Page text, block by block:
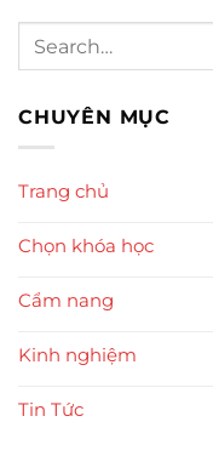
CHUYÊN MỤC
Trang chủ
Chọn khóa học
Cẩm nang
Kinh nghiệm
Tin Tức